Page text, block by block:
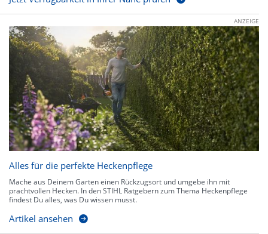
ANZEIGE
Alles für die perfekte Heckenpflege
Mache aus Deinem Garten einen Rückzugsort und umgebe ihn mit
prachtvollen Hecken. In den STIHL Ratgebern zum Thema Heckenpflege
findest Du alles, was Du wissen musst.
Artikel ansehen